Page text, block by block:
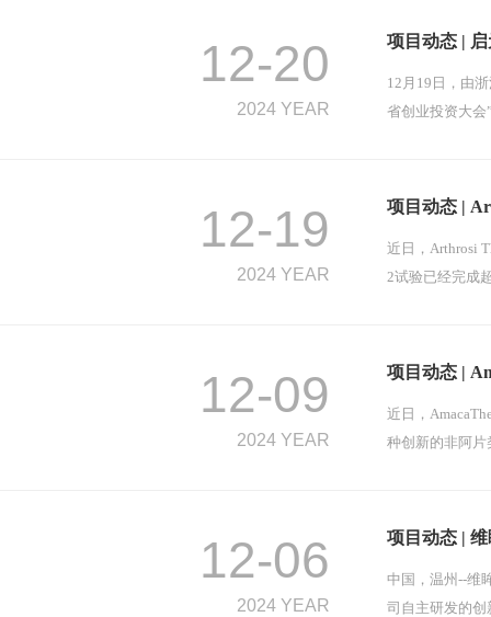
12-20
2024 YEAR
项目动态 |
12月19日，由
省创业投资大
12-19
2024 YEAR
项目动态 |
近日，Arthrosi
2试验已经完成
12-09
2024 YEAR
项目动态 |
近日，
种创新的非阿
12-06
2024 YEAR
项目动态 |
中国，温州--维
司自主研发的